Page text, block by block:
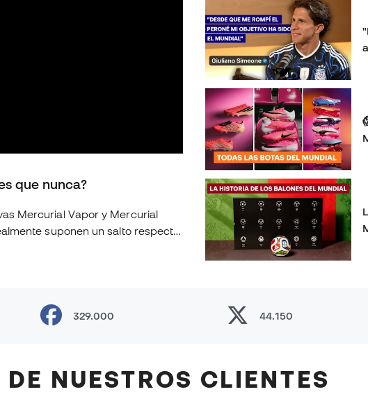
que nunca?
suponen un salto respecto
#botasdefutbol
329.000 44.150
DE NUESTROS CLIENTES